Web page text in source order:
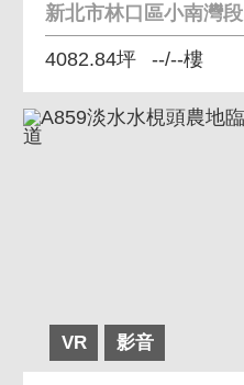
新北市林口區小南灣段
4082.84坪 --/--樓
VR 影音